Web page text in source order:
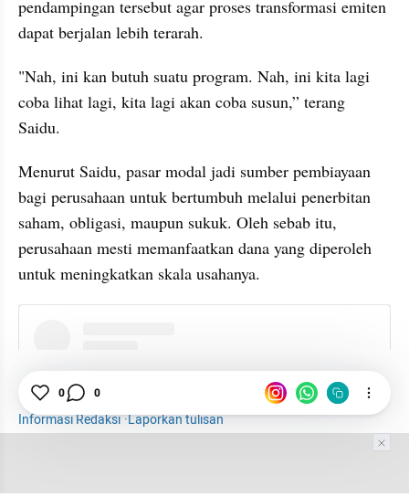
pendampingan tersebut agar proses transformasi emiten
dapat berjalan lebih terarah.
"Nah, ini kan butuh suatu program. Nah, ini kita lagi
coba lihat lagi, kita lagi akan coba susun,” terang
Saidu.
Menurut Saidu, pasar modal jadi sumber pembiayaan
bagi perusahaan untuk bertumbuh melalui penerbitan
saham, obligasi, maupun sukuk. Oleh sebab itu,
perusahaan mesti memanfaatkan dana yang diperoleh
untuk meningkatkan skala usahanya.
BEI Emiten
Informasi Redaksi·Laporkan tulisan
0 0